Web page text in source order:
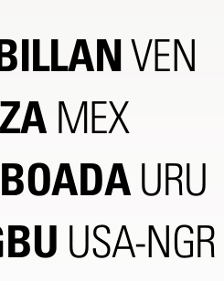
VEN
MEX
URU
USA-NGR